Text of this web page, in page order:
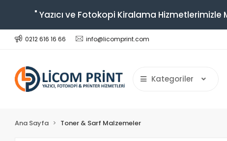
" Yazıcı ve Fotokopi Kiralama Hizmetlerimizle
0212 616 16 66 info@licomprint.com
Kategoriler
Ana Sayfa Toner & Sarf Malzemeler